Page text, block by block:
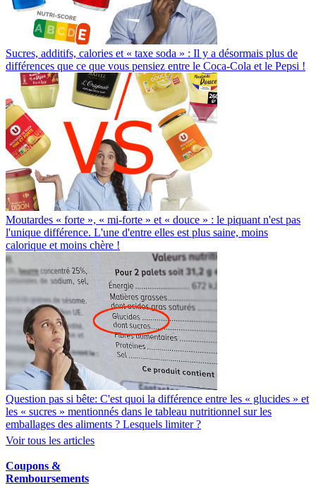
Sucres, additifs, calories et « taxe soda » : Il y a désormais plus de
différences que ce que vous pensiez entre le Coca-Cola et le Pepsi !
Moutardes « forte », « mi-forte » et « douce » : le piquant n'est pas
l'unique différence. L'une d'entre elles est plus saine, moins
calorique et moins chère !
Question pas si bête: C'est quoi la différence entre les « glucides » et
les « sucres » mentionnés dans le tableau nutritionnel sur les
emballages des aliments ? Lesquels limiter ?
Voir tous les articles
Coupons &
Remboursements